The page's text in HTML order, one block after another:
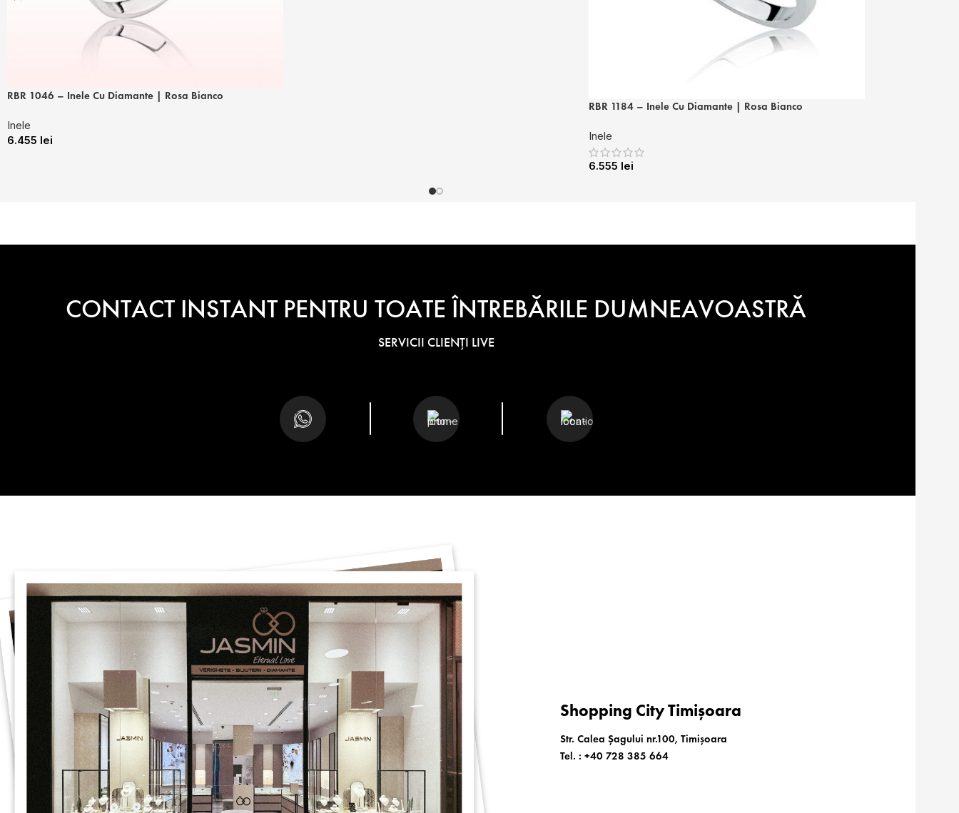
RBR 1046 – Inele Cu Diamante | Rosa Bianco
Inele
6.455 lei
RBR 1184 – Inele Cu Diamante | Rosa Bianco
Inele
6.555 lei
CONTACT INSTANT PENTRU TOATE ÎNTREBĂRILE DUMNEAVOASTRĂ
SERVICII CLIENȚI LIVE
Shopping City Timișoara
Str. Calea Șagului nr.100, Timișoara
Tel. :+40 728 385 664